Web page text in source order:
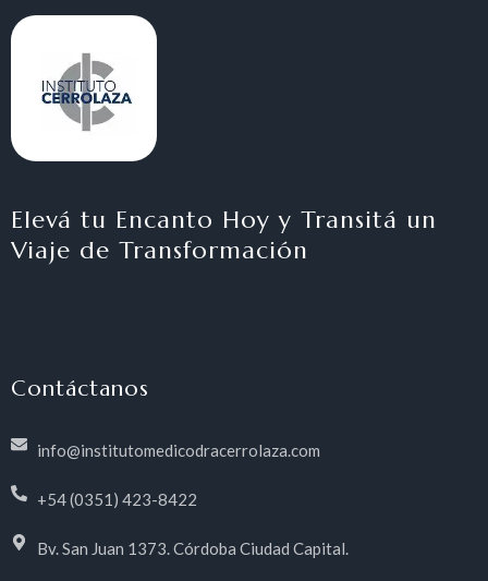
Elevá tu Encanto Hoy y Transitá un
Viaje de Transformación
Contáctanos
info@institutomedicodracerrolaza.com
+54 (0351) 423-8422
Bv. San Juan 1373. Córdoba Ciudad Capital.